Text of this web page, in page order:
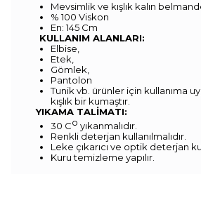
Mevsimlik ve kışlık kalın
% 100 Viskon
En: 145 Cm
KULLANIM ALANLARI:
Elbise,
Etek,
Gömlek,
Pantolon
Tunik vb. ürünler için kullanıma
kışlık bir kumaştır.
YIKAMA TALİMATI:
30 Co yıkanmalıdır.
Renkli deterjan kullanılmalıdır.
Leke çıkarıcı ve optik deterjan
Kuru temizleme yapılır.